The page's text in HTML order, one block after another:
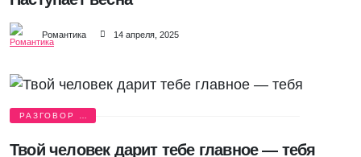
Романтика 14 апреля, 2025
РАЗГОВОР О
Твой человек дарит тебе главное — тебя